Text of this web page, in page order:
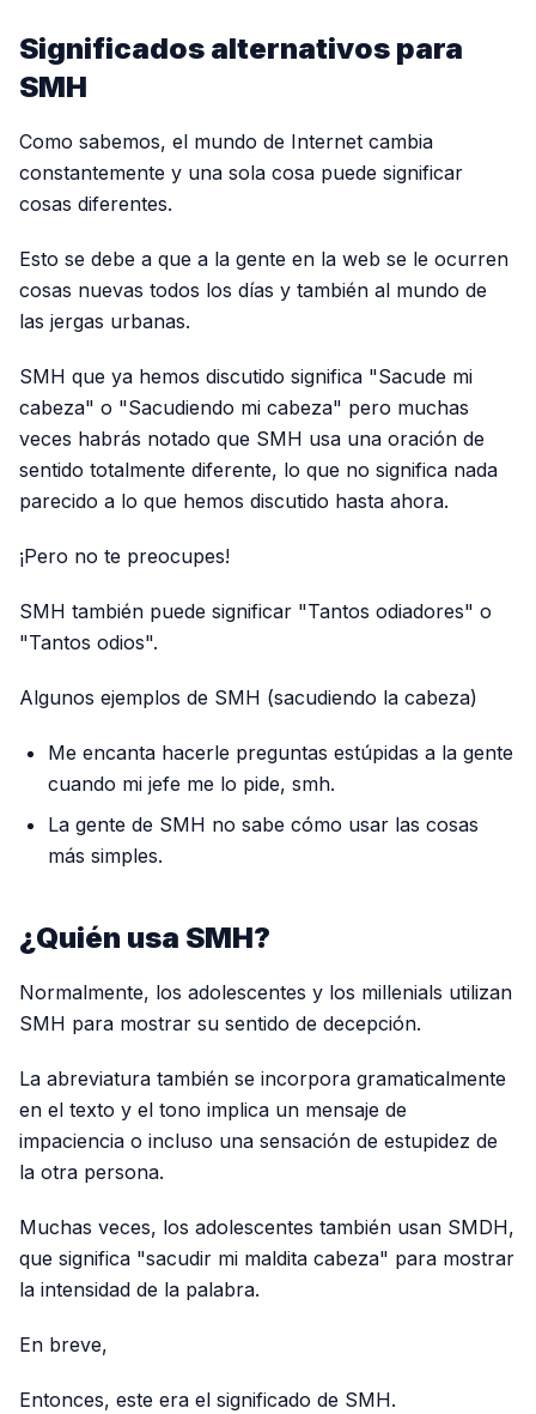
Significados alternativos para
SMH
Como sabemos, el mundo de Internet cambia
constantemente y una sola cosa puede significar
cosas diferentes.
Esto se debe a que a la gente en la web se le ocurren
cosas nuevas todos los días y también al mundo de
las jergas urbanas.
SMH que ya hemos discutido significa "Sacude mi
cabeza" o "Sacudiendo mi cabeza" pero muchas
veces habrás notado que SMH usa una oración de
sentido totalmente diferente, lo que no significa nada
parecido a lo que hemos discutido hasta ahora.
¡Pero no te preocupes!
SMH también puede significar "Tantos odiadores" o
"Tantos odios".
Algunos ejemplos de SMH (sacudiendo la cabeza)
Me encanta hacerle preguntas estúpidas a la gente
cuando mi jefe me lo pide, smh.
La gente de SMH no sabe cómo usar las cosas
más simples.
¿Quién usa SMH?
Normalmente, los adolescentes y los millenials utilizan
SMH para mostrar su sentido de decepción.
La abreviatura también se incorpora gramaticalmente
en el texto y el tono implica un mensaje de
impaciencia o incluso una sensación de estupidez de
la otra persona.
Muchas veces, los adolescentes también usan SMDH,
que significa "sacudir mi maldita cabeza" para mostrar
la intensidad de la palabra.
En breve,
Entonces, este era el significado de SMH.